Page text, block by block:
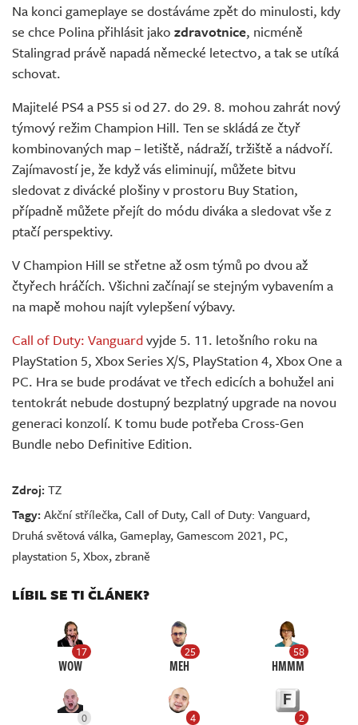
Na konci gameplaye se dostáváme zpět do minulosti, kdy
se chce Polina přihlásit jako zdravotnice, nicméně
Stalingrad právě napadá německé letectvo, a tak se utíká
schovat.
Majitelé PS4 a PS5 si od 27. do 29. 8. mohou zahrát nový
týmový režim Champion Hill. Ten se skládá ze čtyř
kombinovaných map – letiště, nádraží, tržiště a nádvoří.
Zajímavostí je, že když vás eliminují, můžete bitvu
sledovat z divácké plošiny v prostoru Buy Station,
případně můžete přejít do módu diváka a sledovat vše z
ptačí perspektivy.
V Champion Hill se střetne až osm týmů po dvou až
čtyřech hráčích. Všichni začínají se stejným vybavením a
na mapě mohou najít vylepšení výbavy.
Call of Duty: Vanguardvyjde 5. 11. letošního roku na
PlayStation 5, Xbox Series X/S, PlayStation 4, Xbox One a
PC. Hra se bude prodávat ve třech edicích a bohužel ani
tentokrát nebude dostupný bezplatný upgrade na novou
generaci konzolí. K tomu bude potřeba Cross-Gen
Bundle nebo Definitive Edition.
Zdroj:TZ
Tagy:Akční střílečka,Call of Duty,Call of Duty: Vanguard,
Druhá světová válka,Gameplay,Gamescom 2021, PC,
playstation 5,Xbox,zbraně
LÍBIL SE TI ČLÁNEK?
17
WOW
25
MEH
58
HMMM
0 4 2